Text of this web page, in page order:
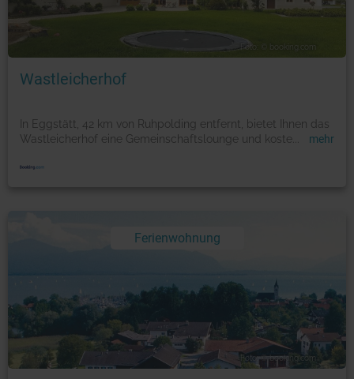
Foto: © booking.com
Wastleicherhof
In Eggstätt, 42 km von Ruhpolding entfernt, bietet Ihnen das
Wastleicherhof eine Gemeinschaftslounge und koste
mehr
Ferienwohnung
Foto: © booking.com